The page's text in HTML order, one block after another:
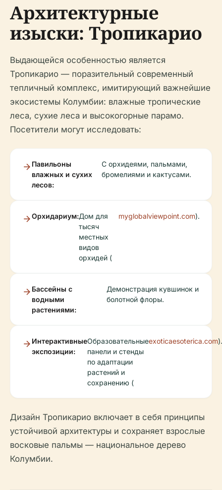
Архитектурные
изыски: Тропикарио
Выдающейся особенностью является
Тропикарио — поразительный современный
тепличный комплекс, имитирующий важнейшие
экосистемы Колумбии: влажные тропические
леса, сухие леса и высокогорные парамо.
Посетители могут исследовать:
Павильоны
влажных и сухих
лесов:
С орхидеями, пальмами,
бромелиями и кактусами.
Орхидариум:Дом для
тысяч
местных
видов
орхидей (
myglobalviewpoint.com).
Бассейны с
водными
растениями:
Демонстрация кувшинок и
болотной флоры.
Интерактивные
экспозиции:
Образовательные
панели и стенды
по адаптации
растений и
сохранению (
exoticaesoterica.com).
Дизайн Тропикарио включает в себя принципы
устойчивой архитектуры и сохраняет взрослые
восковые пальмы — национальное дерево
Колумбии.